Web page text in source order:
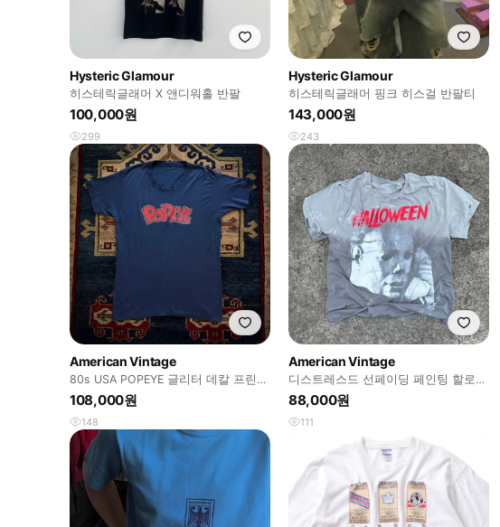
Hysteric Glamour
히스테릭글래머 X 앤디워홀 반팔
100,000원
299
Hysteric Glamour
히스테릭글래머 핑크 히스걸 반팔티
143,000원
243
American Vintage
80s USA POPEYE 글리터 데칼 프린팅
티셔츠
108,000원
148
American Vintage
디스트레스드 선페이딩 페인팅 할로윈
그래픽 반팔티
88,000원
111